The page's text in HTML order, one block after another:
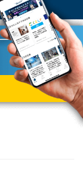
確認
してRSA暗